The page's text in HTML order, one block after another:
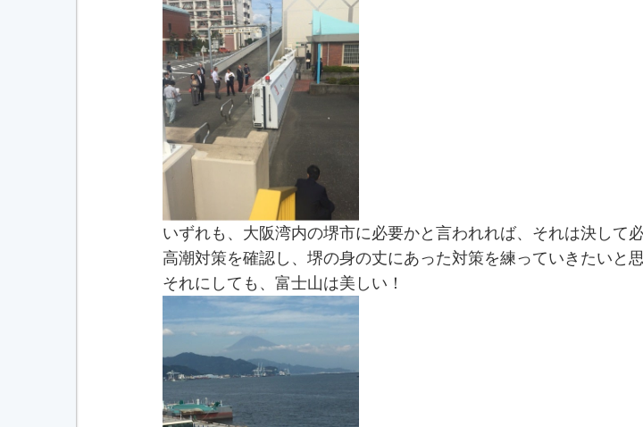
いずれも、大阪湾内の堺市に必要かと言われれば、それは決して
高潮対策を確認し、堺の身の丈にあった対策を練っていきたいと思
それにしても、富士山は美しい！